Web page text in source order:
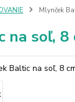
Mlynček
na soľ, 8